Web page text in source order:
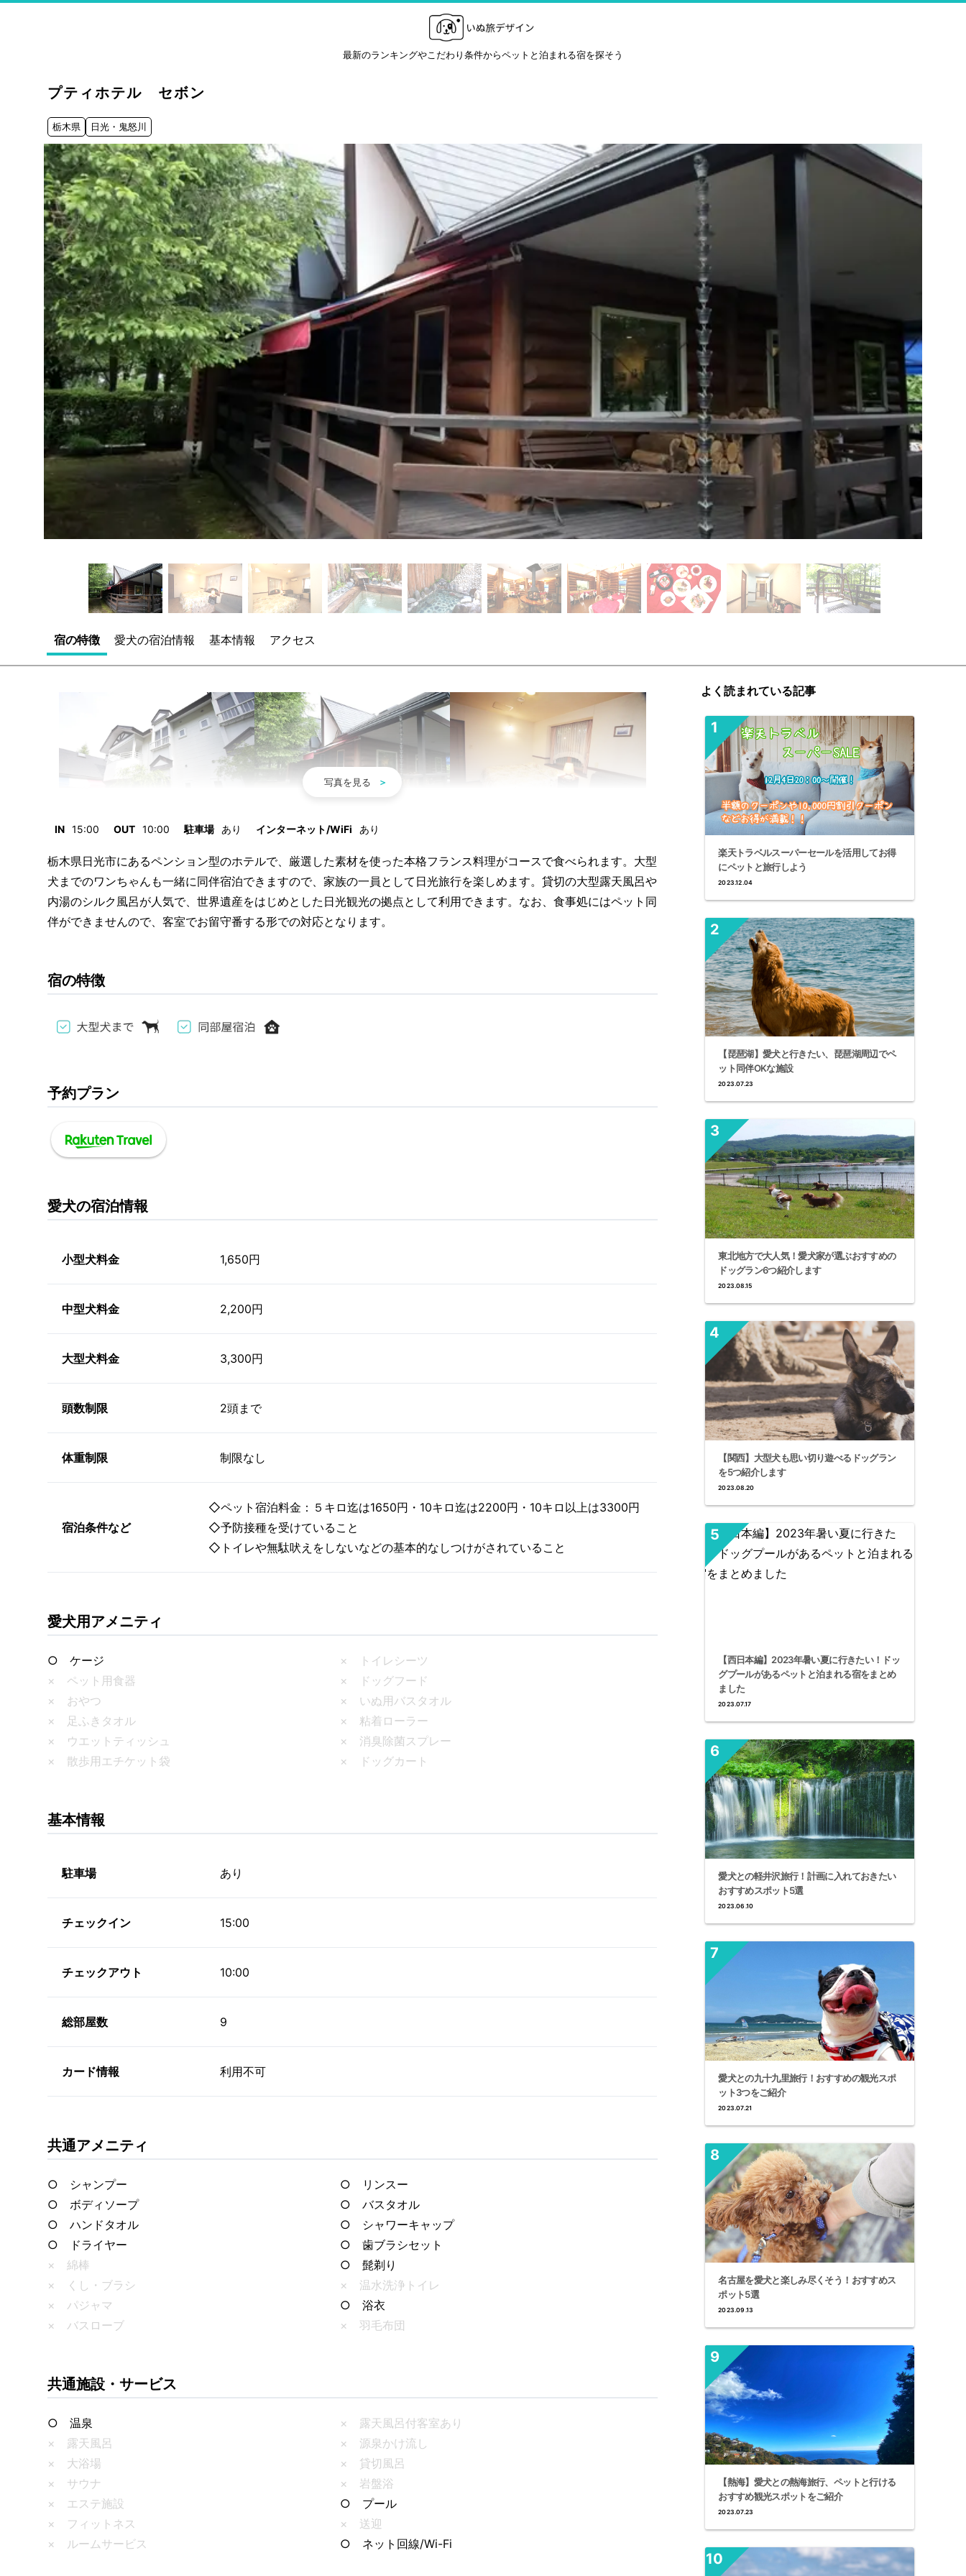
最新のランキングやこだわり条件からペットと泊まれる宿を探そう
プティホテル セボン
栃木県 日光・鬼怒川
宿の特徴 愛犬の宿泊情報 基本情報 アクセス
IN 15:00 OUT 10:00 駐車場 あり インターネット/WiFi あり
栃木県日光市にあるペンション型のホテルで、厳選した素材を使った本格フランス料理がコースで食べられます。大型
犬までのワンちゃんも一緒に同伴宿泊できますので、家族の一員として日光旅行を楽しめます。貸切の大型露天風呂や
内湯のシルク風呂が人気で、世界遺産をはじめとした日光観光の拠点として利用できます。なお、食事処にはペット同
伴ができませんので、客室でお留守番する形での対応となります。
宿の特徴
予約プラン
愛犬の宿泊情報
小型犬料金 1,650円
中型犬料金 2,200円
大型犬料金 3,300円
頭数制限 2頭まで
体重制限 制限なし
宿泊条件など
◇ペット宿泊料金：５キロ迄は1650円・10キロ迄は2200円・10キロ以上は3300円
◇予防接種を受けていること
◇トイレや無駄吠えをしないなどの基本的なしつけがされていること
愛犬用アメニティ
○ ケージ
× トイレシーツ
× ペット用食器
× ドッグフード
× おやつ
× いぬ用バスタオル
× 足ふきタオル
× 粘着ローラー
× ウエットティッシュ
× 消臭除菌スプレー
× 散歩用エチケット袋
× ドッグカート
基本情報
駐車場 あり
チェックイン 15:00
チェックアウト 10:00
総部屋数 9
カード情報 利用不可
共通アメニティ
○ シャンプー
○ リンスー
○ ボディソープ
○ バスタオル
○ ハンドタオル
○ シャワーキャップ
○ ドライヤー
○ 歯ブラシセット
× 綿棒
○ 髭剃り
× くし・ブラシ
× 温水洗浄トイレ
× パジャマ
○ 浴衣
× バスローブ
× 羽毛布団
共通施設・サービス
○ 温泉
× 露天風呂付客室あり
× 露天風呂
× 源泉かけ流し
× 大浴場
× 貸切風呂
× サウナ
× 岩盤浴
× エステ施設
○ プール
× フィットネス
× 送迎
× ルームサービス
○ ネット回線/Wi-Fi
よく読まれている記事
楽天トラベルスーパーセールを活用してお得
にペットと旅行しよう
2023.12.04
【琵琶湖】愛犬と行きたい、琵琶湖周辺でペ
ット同伴OKな施設
2023.07.23
東北地方で大人気！愛犬家が選ぶおすすめの
ドッグラン6つ紹介します
2023.08.15
【関西】大型犬も思い切り遊べるドッグラン
を5つ紹介します
2023.08.20
【西日本編】2023年暑い夏に行きたい！ドッ
グプールがあるペットと泊まれる宿をまとめ
ました
2023.07.17
愛犬との軽井沢旅行！計画に入れておきたい
おすすめスポット5選
2023.06.10
愛犬との九十九里旅行！おすすめの観光スポ
ット3つをご紹介
2023.07.21
名古屋を愛犬と楽しみ尽くそう！おすすめス
ポット5選
2023.09.13
【熱海】愛犬との熱海旅行、ペットと行ける
おすすめ観光スポットをご紹介
2023.07.23